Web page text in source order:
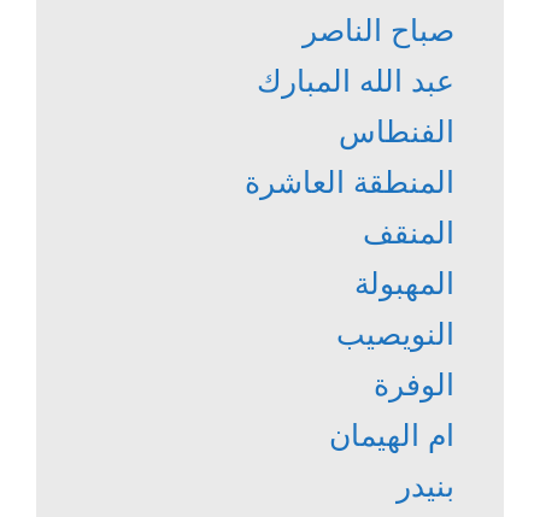
صباح الناصر
عبد الله المبارك
الفنطاس
المنطقة العاشرة
المنقف
المهبولة
النويصيب
الوفرة
ام الهيمان
بنيدر